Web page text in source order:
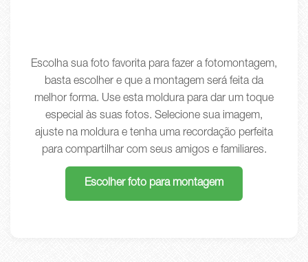
Escolha sua foto favorita para fazer a fotomontagem,
basta escolher e que a montagem será feita da
melhor forma. Use esta moldura para dar um toque
especial às suas fotos. Selecione sua imagem,
ajuste na moldura e tenha uma recordação perfeita
para compartilhar com seus amigos e familiares.
Escolher foto para montagem